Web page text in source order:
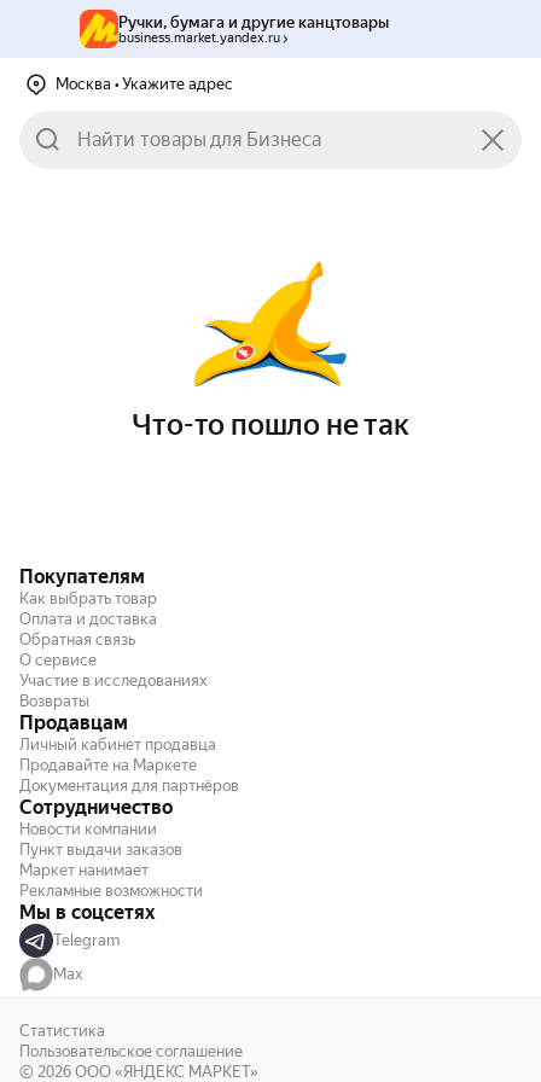
Ручки, бумага и другие канцтовары
business.market.yandex.ru
Москва • Укажите адрес
Что-то пошло не так
Покупателям
Как выбрать товар
Оплата и доставка
Обратная связь
О сервисе
Участие в исследованиях
Возвраты
Продавцам
Личный кабинет продавца
Продавайте на Маркете
Документация для партнёров
Сотрудничество
Новости компании
Пункт выдачи заказов
Маркет нанимает
Рекламные возможности
Мы в соцсетях
Telegram
Max
Статистика
Пользовательское соглашение
© 2026 ООО «ЯНДЕКС МАРКЕТ»